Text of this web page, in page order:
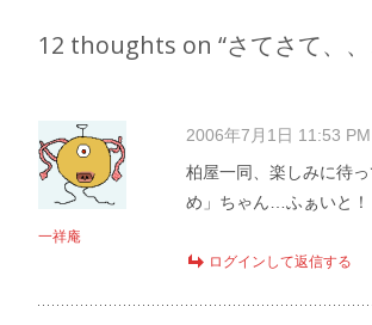
navigation
12 thoughts on “さてさて、、
一祥庵
2006年7月1日 11:53 PM
柏屋一同、楽しみに待
め」ちゃん…ふぁいと！
ログインして返信する